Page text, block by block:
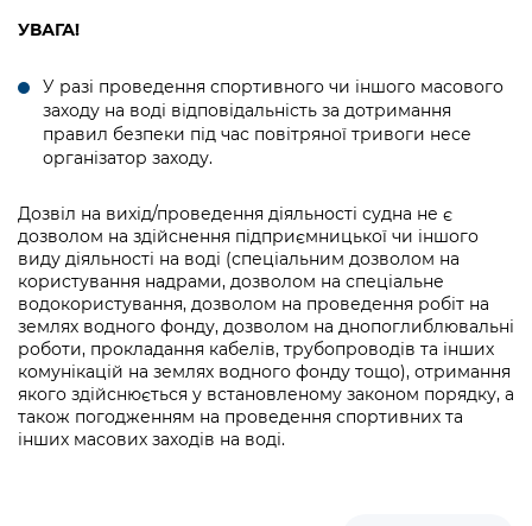
УВАГА!
У разі проведення спортивного чи іншого масового
заходу на воді відповідальність за дотримання
правил безпеки під час повітряної тривоги несе
організатор заходу.
Дозвіл на вихід/проведення діяльності судна не є
дозволом на здійснення підприємницької чи іншого
виду діяльності на воді (спеціальним дозволом на
користування надрами, дозволом на спеціальне
водокористування, дозволом на проведення робіт на
землях водного фонду, дозволом на днопоглиблювальні
роботи, прокладання кабелів, трубопроводів та інших
комунікацій на землях водного фонду тощо), отримання
якого здійснюється у встановленому законом порядку, а
також погодженням на проведення спортивних та
інших масових заходів на воді.